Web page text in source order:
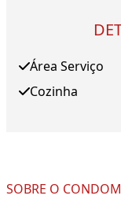
Área Serviço
Cozinha
SOBRE O